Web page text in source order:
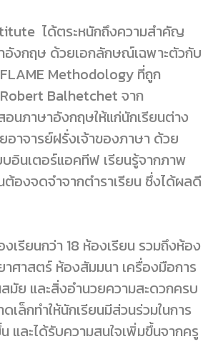
ได้ตระหนักถึงความสำคัญ
อังกฤษ ด้วยเอกลักษณ์เฉพาะตัวกับ
Methodology ที่ถูก
Balhetchet จาก
นภาษาอังกฤษให้แก่นักเรียนต่าง
อาจารย์ฝรั่งเจ้าของภาษา ด้วย
อินเตอร์แอคทีฟ เรียนรู้จากภาพ
ต้องจดจำจากตำราเรียน ซึ่งได้ผลดี
เรียนกว่า 18 ห้องเรียน รวมถึงห้อง
ศาสตร์ ห้องสัมมนา เครื่องมือการ
มัย และสิ่งอำนวยความสะดวกครบ
เล็กทำให้นักเรียนมีส่วนร่วมในการ
และได้รับความสนใจเพิ่มขึ้นจากครู